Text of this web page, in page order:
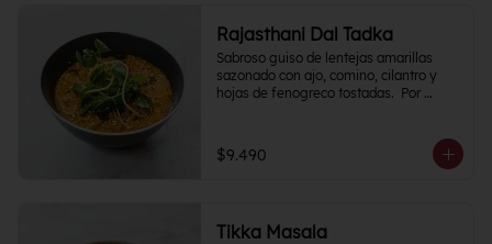
Rajasthani Dal Tadka
Sabroso guiso de lentejas amarillas
sazonado con ajo, comino, cilantro y
hojas de fenogreco tostadas.  Por
$9.490
Tikka Masala